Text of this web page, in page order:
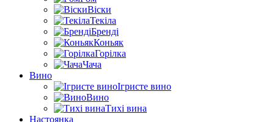
Віски
Текіла
Бренді
Коньяк
Горілка
Чача
Вино
Ігристе вино
Вино
Тихі вина
Настоянка